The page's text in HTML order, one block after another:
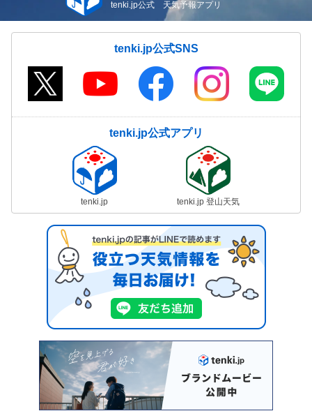
tenki.jp公式 天気予報アプリ
tenki.jp公式SNS
tenki.jp公式アプリ
tenki.jp tenki.jp 登山天気